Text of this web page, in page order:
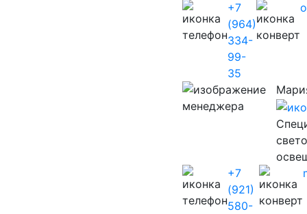
+7
(964)
334-
99-
35
+7
(921)
580-